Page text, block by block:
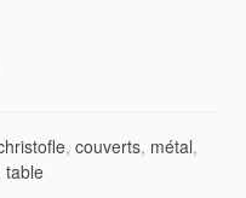
,couverts, métal,
table